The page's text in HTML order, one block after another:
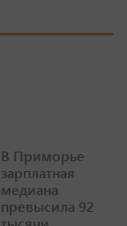
В Приморье
зарплатная
медиана
превысила 92